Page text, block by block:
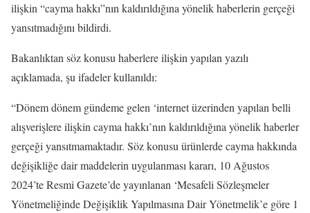
ilişkin “cayma hakkı”nın kaldırıldığına yönelik haberlerin gerçeği
yansıtmadığını bildirdi.
Bakanlıktan söz konusu haberlere ilişkin yapılan yazılı
açıklamada, şu ifadeler kullanıldı:
“Dönem dönem gündeme gelen ‘internet üzerinden yapılan belli
alışverişlere ilişkin cayma hakkı’nın kaldırıldığına yönelik haberler
gerçeği yansıtmamaktadır. Söz konusu ürünlerde cayma hakkında
değişikliğe dair maddelerin uygulanması kararı, 10 Ağustos
2024’te Resmi Gazete’de yayınlanan ‘Mesafeli Sözleşmeler
Yönetmeliğinde Değişiklik Yapılmasına Dair Yönetmelik’e göre 1